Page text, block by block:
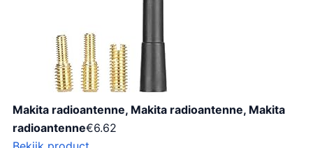
Makita radioantenne, Makita radioantenne, Makita
radioantenne€6.62